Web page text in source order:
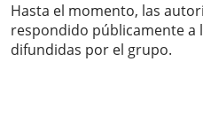
Hasta el momento, las
respondido públicamente a
difundidas por el grupo.